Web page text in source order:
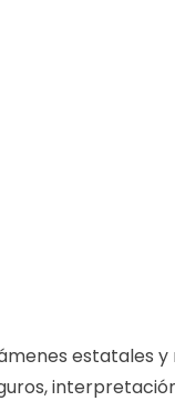
estatales